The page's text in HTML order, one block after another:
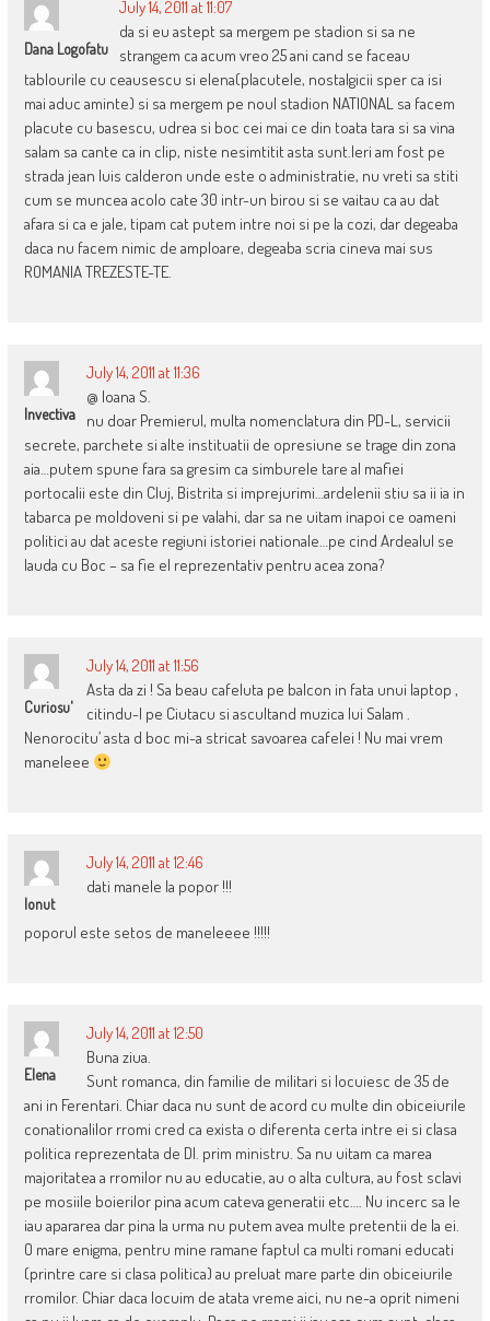
Dana Logofatu
July 14, 2011 at 11:07
da si eu astept sa mergem pe stadion si sa ne
strangem ca acum vreo 25 ani cand se faceau
tablourile cu ceausescu si elena(placutele, nostalgicii sper ca isi
mai aduc aminte) si sa mergem pe noul stadion NATIONAL sa facem
placute cu basescu, udrea si boc cei mai ce din toata tara si sa vina
salam sa cante ca in clip, niste nesimtitit asta sunt.Ieri am fost pe
strada jean luis calderon unde este o administratie, nu vreti sa stiti
cum se muncea acolo cate 30 intr-un birou si se vaitau ca au dat
afara si ca e jale, tipam cat putem intre noi si pe la cozi, dar degeaba
daca nu facem nimic de amploare, degeaba scria cineva mai sus
ROMANIA TREZESTE-TE.
Invectiva
July 14, 2011 at 11:36
@ Ioana S.
nu doar Premierul, multa nomenclatura din PD-L, servicii
secrete, parchete si alte instituatii de opresiune se trage din zona
aia…putem spune fara sa gresim ca simburele tare al mafiei
portocalii este din Cluj, Bistrita si imprejurimi…ardelenii stiu sa ii ia in
tabarca pe moldoveni si pe valahi, dar sa ne uitam inapoi ce oameni
politici au dat aceste regiuni istoriei nationale…pe cind Ardealul se
lauda cu Boc – sa fie el reprezentativ pentru acea zona?
Curiosu'
July 14, 2011 at 11:56
Asta da zi ! Sa beau cafeluta pe balcon in fata unui laptop ,
citindu-l pe Ciutacu si ascultand muzica lui Salam .
Nenorocitu’ asta d boc mi-a stricat savoarea cafelei ! Nu mai vrem
maneleee
Ionut
July 14, 2011 at 12:46
dati manele la popor !!!
poporul este setos de maneleeee !!!!!
Elena
July 14, 2011 at 12:50
Buna ziua.
Sunt romanca, din familie de militari si locuiesc de 35 de
ani in Ferentari. Chiar daca nu sunt de acord cu multe din obiceiurile
conationalilor rromi cred ca exista o diferenta certa intre ei si clasa
politica reprezentata de Dl. prim ministru. Sa nu uitam ca marea
majoritatea a rromilor nu au educatie, au o alta cultura, au fost sclavi
pe mosiile boierilor pina acum cateva generatii etc…. Nu incerc sa le
iau apararea dar pina la urma nu putem avea multe pretentii de la ei.
O mare enigma, pentru mine ramane faptul ca multi romani educati
(printre care si clasa politica) au preluat mare parte din obiceiurile
rromilor. Chiar daca locuim de atata vreme aici, nu ne-a oprit nimeni